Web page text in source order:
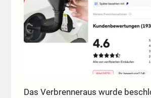
Das Verbrenneraus wurde